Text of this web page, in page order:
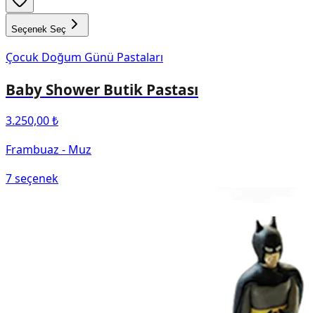
Seçenek Seç
Çocuk Doğum Günü Pastaları
Baby Shower Butik Pastası
3.250,00 ₺
Frambuaz - Muz
7seçenek